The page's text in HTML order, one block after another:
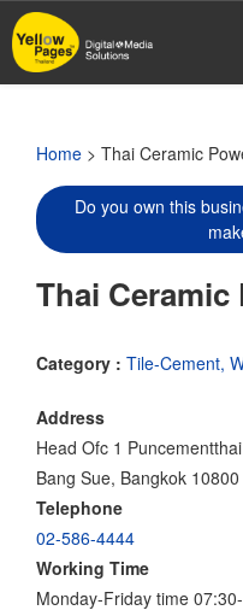
Skip
to
main
Home > Thai Ceramic
Do you own this
Thai
Category : Tile-Cement,
Address
Head Ofc 1
Bang Sue, Bangkok 10800
Telephone
02-586-4444
Working Time
Monday-Friday time